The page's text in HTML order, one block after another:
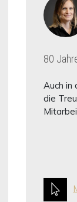
80
Auch in
die